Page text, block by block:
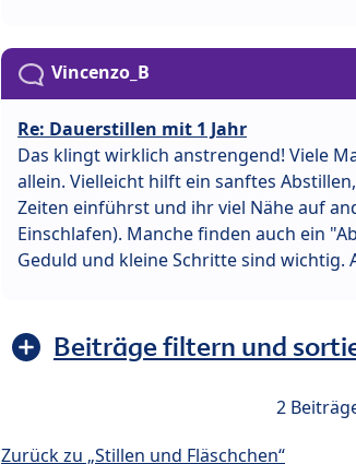
Vincenzo_B
Re: Dauerstillen mit 1 Jahr
Das klingt wirklich anstrengend! Viele
allein. Vielleicht hilft ein sanftes
Zeiten einführst und ihr viel Nähe auf
Einschlafen). Manche finden auch ein
Geduld und kleine Schritte sind wichtig.
Beiträge filtern und
2
Zurück zu „Stillen und Fläschchen“